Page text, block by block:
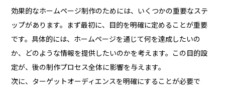
効果的なホームページ制作のためには、いくつかの重要なステ
ップがあります。まず最初に、目的を明確に定めることが重要
です。具体的には、ホームページを通じて何を達成したいの
か、どのような情報を提供したいのかを考えます。この目的設
定が、後の制作プロセス全体に影響を与えます。
次に、ターゲットオーディエンスを明確にすることが必要で